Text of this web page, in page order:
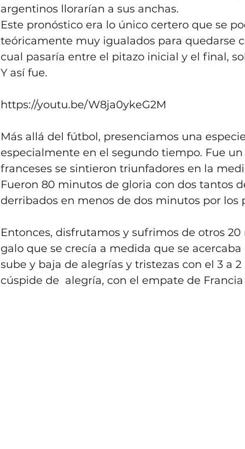
argentinos llorarían a sus anchas.
Este pronóstico era lo único certero que se
teóricamente muy igualados para quedarse
cual pasaría entre el pitazo inicial y el final,
Y así fue.
https://youtu.be/W8ja0ykeG2M
Más allá del fútbol, presenciamos una
especialmente en el segundo tiempo. Fue
franceses se sintieron triunfadores en la
Fueron 80 minutos de gloria con dos tantos
derribados en menos de dos minutos por los
Entonces, disfrutamos y sufrimos de otros
galo que se crecía a medida que se
sube y baja de alegrías y tristezas con el 3 a
cúspide de  alegría, con el empate de